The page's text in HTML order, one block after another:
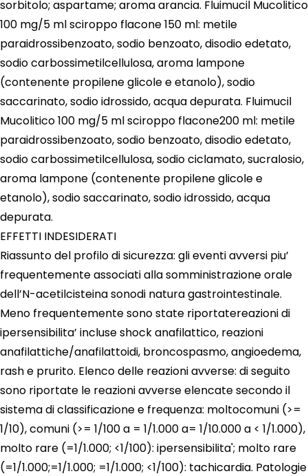
sorbitolo; aspartame; aroma arancia. Fluimucil Mucolitico
100 mg/5 ml sciroppo flacone 150 ml: metile
paraidrossibenzoato, sodio benzoato, disodio edetato,
sodio carbossimetilcellulosa, aroma lampone
(contenente propilene glicole e etanolo), sodio
saccarinato, sodio idrossido, acqua depurata. Fluimucil
Mucolitico 100 mg/5 ml sciroppo flacone200 ml: metile
paraidrossibenzoato, sodio benzoato, disodio edetato,
sodio carbossimetilcellulosa, sodio ciclamato, sucralosio,
aroma lampone (contenente propilene glicole e
etanolo), sodio saccarinato, sodio idrossido, acqua
depurata.
EFFETTI INDESIDERATI
Riassunto del profilo di sicurezza: gli eventi avversi piu’
frequentemente associati alla somministrazione orale
dell’N-acetilcisteina sonodi natura gastrointestinale.
Meno frequentemente sono state riportatereazioni di
ipersensibilita’ incluse shock anafilattico, reazioni
anafilattiche/anafilattoidi, broncospasmo, angioedema,
rash e prurito. Elenco delle reazioni avverse: di seguito
sono riportate le reazioni avverse elencate secondo il
sistema di classificazione e frequenza: moltocomuni (>=
1/10), comuni (>= 1/100 a = 1/1.000 a= 1/10.000 a < 1/1.000),
molto rare (=1/1.000; <1/100): ipersensibilita'; molto rare
(=1/1.000;=1/1.000; =1/1.000; <1/100): tachicardia. Patologie